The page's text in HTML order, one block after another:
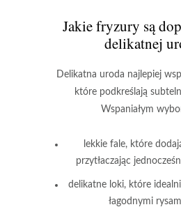
Jakie fryzury są
delikatnej
Delikatna uroda najlepiej
które podkreślają
Wspaniałym
lekkie fale, które
przytłaczając
delikatne loki, które
łagodnymi